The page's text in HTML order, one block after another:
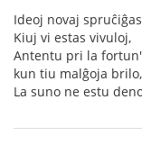
Ideoj novaj
Kiuj vi estas vivuloj,
Antentu pri la
kun tiu malĝoja brilo,
La suno ne estu